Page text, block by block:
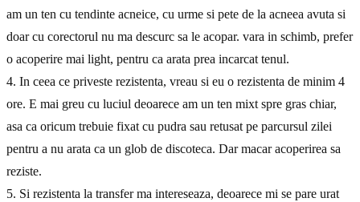
am un ten cu tendinte acneice, cu urme si pete de la acneea avuta si
doar cu corectorul nu ma descurc sa le acopar. vara in schimb, prefer
o acoperire mai light, pentru ca arata prea incarcat tenul.
4. In ceea ce priveste rezistenta, vreau si eu o rezistenta de minim 4
ore. E mai greu cu luciul deoarece am un ten mixt spre gras chiar,
asa ca oricum trebuie fixat cu pudra sau retusat pe parcursul zilei
pentru a nu arata ca un glob de discoteca. Dar macar acoperirea sa
reziste.
5. Si rezistenta la transfer ma intereseaza, deoarece mi se pare urat